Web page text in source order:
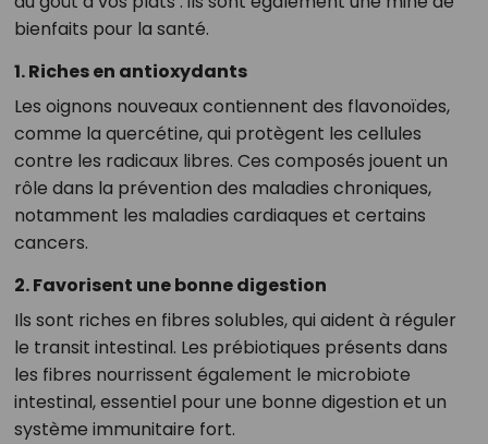
bienfaits pour la santé.
1. Riches en antioxydants
Les oignons nouveaux contiennent des flavonoïdes,
comme la quercétine, qui protègent les cellules
contre les radicaux libres. Ces composés jouent un
rôle dans la prévention des maladies chroniques,
notamment les maladies cardiaques et certains
cancers.
2. Favorisent une bonne digestion
Ils sont riches en fibres solubles, qui aident à réguler
le transit intestinal. Les prébiotiques présents dans
les fibres nourrissent également le microbiote
intestinal, essentiel pour une bonne digestion et un
système immunitaire fort.